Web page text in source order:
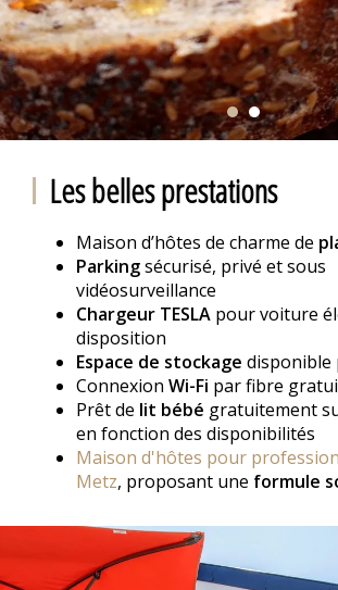
Les belles prestations
Maison d’hôtes de charme de
Parkingsécurisé, privé et sous
vidéosurveillance
Chargeur TESLA pour voiture
disposition
Espace de stockage disponible
Connexion Wi-Fi par fibre
Prêt de lit bébé gratuitement
en fonction des disponibilités
Maison d'hôtes pour
Metz, proposant une formule